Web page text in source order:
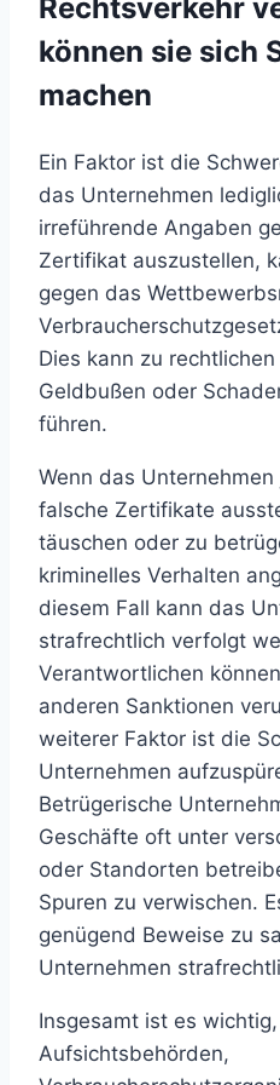
Rechtsverkehr
können sie sich
machen
Ein Faktor ist die
das Unternehmen
irreführende Angaben
Zertifikat auszustellen,
gegen das
Dies kann zu
Geldbußen oder
führen.
Wenn das
falsche Zertifikate
täuschen oder zu
kriminelles Verhalten
diesem Fall kann das
strafrechtlich verfolgt
Verantwortlichen
anderen Sanktionen
weiterer Faktor ist die
Unternehmen
Betrügerische
Geschäfte oft unter
oder Standorten
Spuren zu verwischen.
genügend Beweise zu
Unternehmen
Insgesamt ist es
Aufsichtsbehörden,